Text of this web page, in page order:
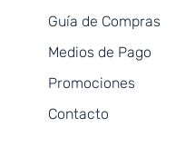
Guía de Compras
Medios de Pago
Promociones
Contacto